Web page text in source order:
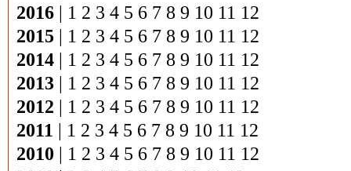
2016 | 1 2 3 4 5 6 7 8 9 10 11 12
2015 | 1 2 3 4 5 6 7 8 9 10 11 12
2014 | 1 2 3 4 5 6 7 8 9 10 11 12
2013 | 1 2 3 4 5 6 7 8 9 10 11 12
2012 | 1 2 3 4 5 6 7 8 9 10 11 12
2011 | 1 2 3 4 5 6 7 8 9 10 11 12
2010 | 1 2 3 4 5 6 7 8 9 10 11 12